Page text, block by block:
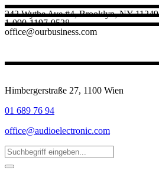
242 Wythe Ave #4, Brooklyn, NY 11249
1-090-1197-9528
office@ourbusiness.com
Himbergerstraße 27, 1100 Wien
01 689 76 94
office@audioelectronic.com